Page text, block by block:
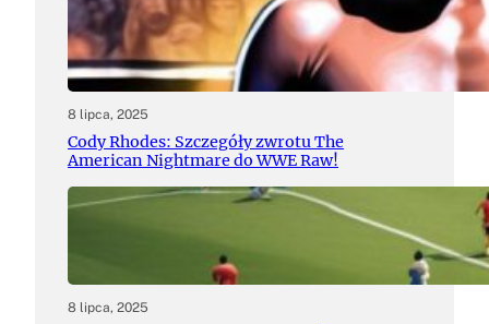
8 lipca, 2025
Cody Rhodes: Szczegóły zwrotu The
American Nightmare do WWE Raw!
8 lipca, 2025